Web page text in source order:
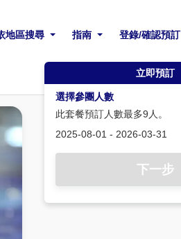
地區搜尋 指南 登錄/確認預訂
立即預訂
選擇參團人數
此套餐預訂人數最多9人。
2025-08-01 - 2026-03-31
下一步